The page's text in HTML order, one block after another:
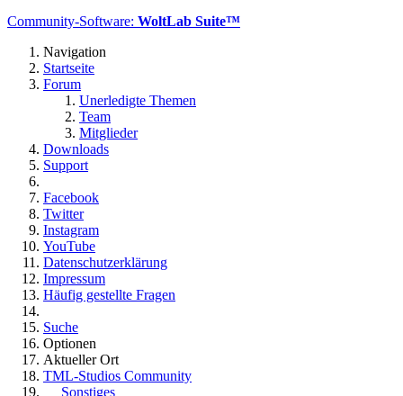
Community-Software: WoltLab Suite™
Navigation
Startseite
Forum
Unerledigte Themen
Team
Mitglieder
Downloads
Support
Facebook
Twitter
Instagram
YouTube
Datenschutzerklärung
Impressum
Häufig gestellte Fragen
Suche
Optionen
Aktueller Ort
TML-Studios Community
Sonstiges